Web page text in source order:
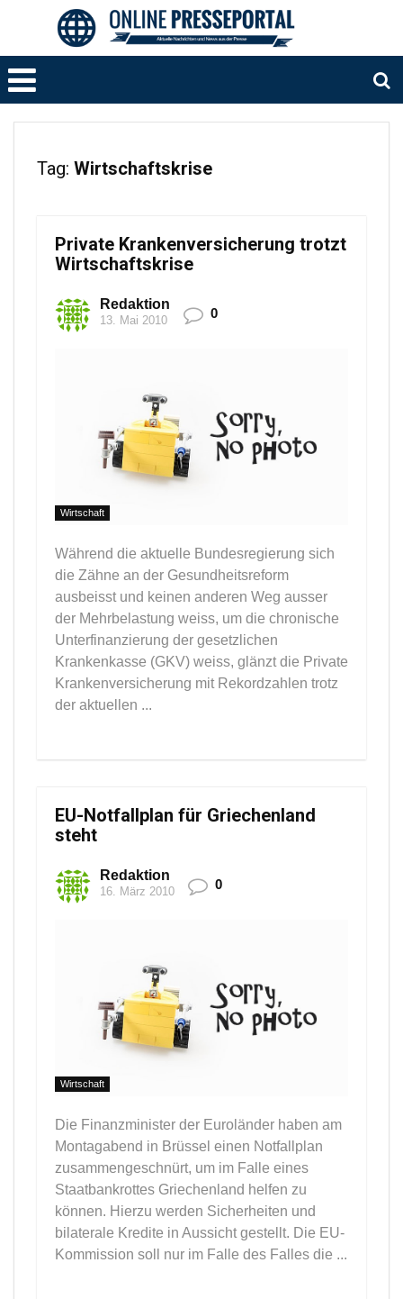
Tag: Wirtschaftskrise
Private Krankenversicherung trotzt
Wirtschaftskrise
Redaktion
13. Mai 2010 0
Wirtschaft
Während die aktuelle Bundesregierung sich
die Zähne an der Gesundheitsreform
ausbeisst und keinen anderen Weg ausser
der Mehrbelastung weiss, um die chronische
Unterfinanzierung der gesetzlichen
Krankenkasse (GKV) weiss, glänzt die Private
Krankenversicherung mit Rekordzahlen trotz
der aktuellen ...
EU-Notfallplan für Griechenland
steht
Redaktion
16. März 2010 0
Wirtschaft
Die Finanzminister der Euroländer haben am
Montagabend in Brüssel einen Notfallplan
zusammengeschnürt, um im Falle eines
Staatbankrottes Griechenland helfen zu
können. Hierzu werden Sicherheiten und
bilaterale Kredite in Aussicht gestellt. Die EU-
Kommission soll nur im Falle des Falles die ...